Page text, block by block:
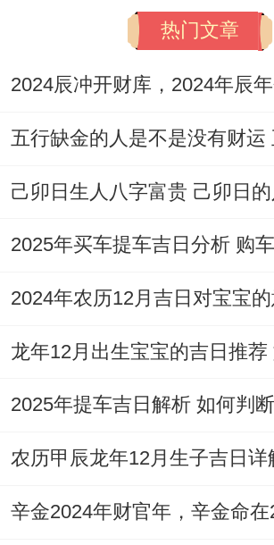
日干支位辛巳；岁煞在东；蛇
亥）。在这一天的宜忌包括:
会亲友，交易、立券，纳财、
11月4日（星期三。农历九月
也是一个高分吉日。指数达98
吉神。
五行属杨柳木，日干支位壬午
婚，纳采、会亲友，祭祀、
券，搬家、入宅，破土、安葬
忌上梁、开光、造屋、架马、
热门文章